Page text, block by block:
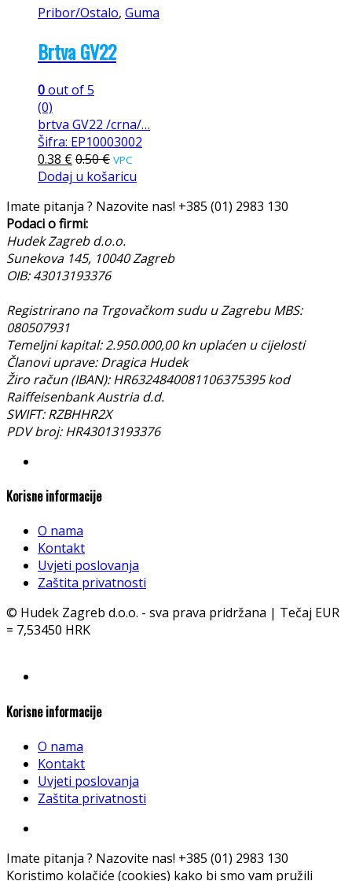
Pribor/Ostalo, Guma
Brtva GV22
0out of 5
(0)
brtva GV22 /crna/…
Šifra: EP10003002
0.38 €0.50€ VPC
Dodaj u košaricu
Imate pitanja ? Nazovite nas! +385 (01) 2983 130
Podaci o firmi:
Hudek Zagreb d.o.o.
Sunekova 145, 10040 Zagreb
OIB: 43013193376
Registrirano na Trgovačkom sudu u Zagrebu MBS:
080507931
Temeljni kapital: 2.950.000,00 kn uplaćen u cijelosti
Članovi uprave: Dragica Hudek
Žiro račun (IBAN): HR6324840081106375395 kod
Raiffeisenbank Austria d.d.
SWIFT: RZBHHR2X
PDV broj: HR43013193376
Korisne informacije
O nama
Kontakt
Uvjeti poslovanja
Zaštita privatnosti
© Hudek Zagreb d.o.o. - sva prava pridržana | Tečaj EUR
= 7,53450 HRK
Korisne informacije
O nama
Kontakt
Uvjeti poslovanja
Zaštita privatnosti
Imate pitanja ? Nazovite nas! +385 (01) 2983 130
Koristimo kolačiće (cookies) kako bi smo vam pružili